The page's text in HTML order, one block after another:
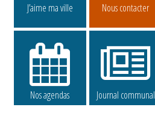
J’aime ma ville Nous contacter
Nos agendas Journal communal